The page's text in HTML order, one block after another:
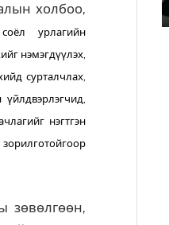
холбоо,
урлагийн
нэмэгдүүлэх,
сурталчлах,
нэгтгэн
зөвөлгөөн,